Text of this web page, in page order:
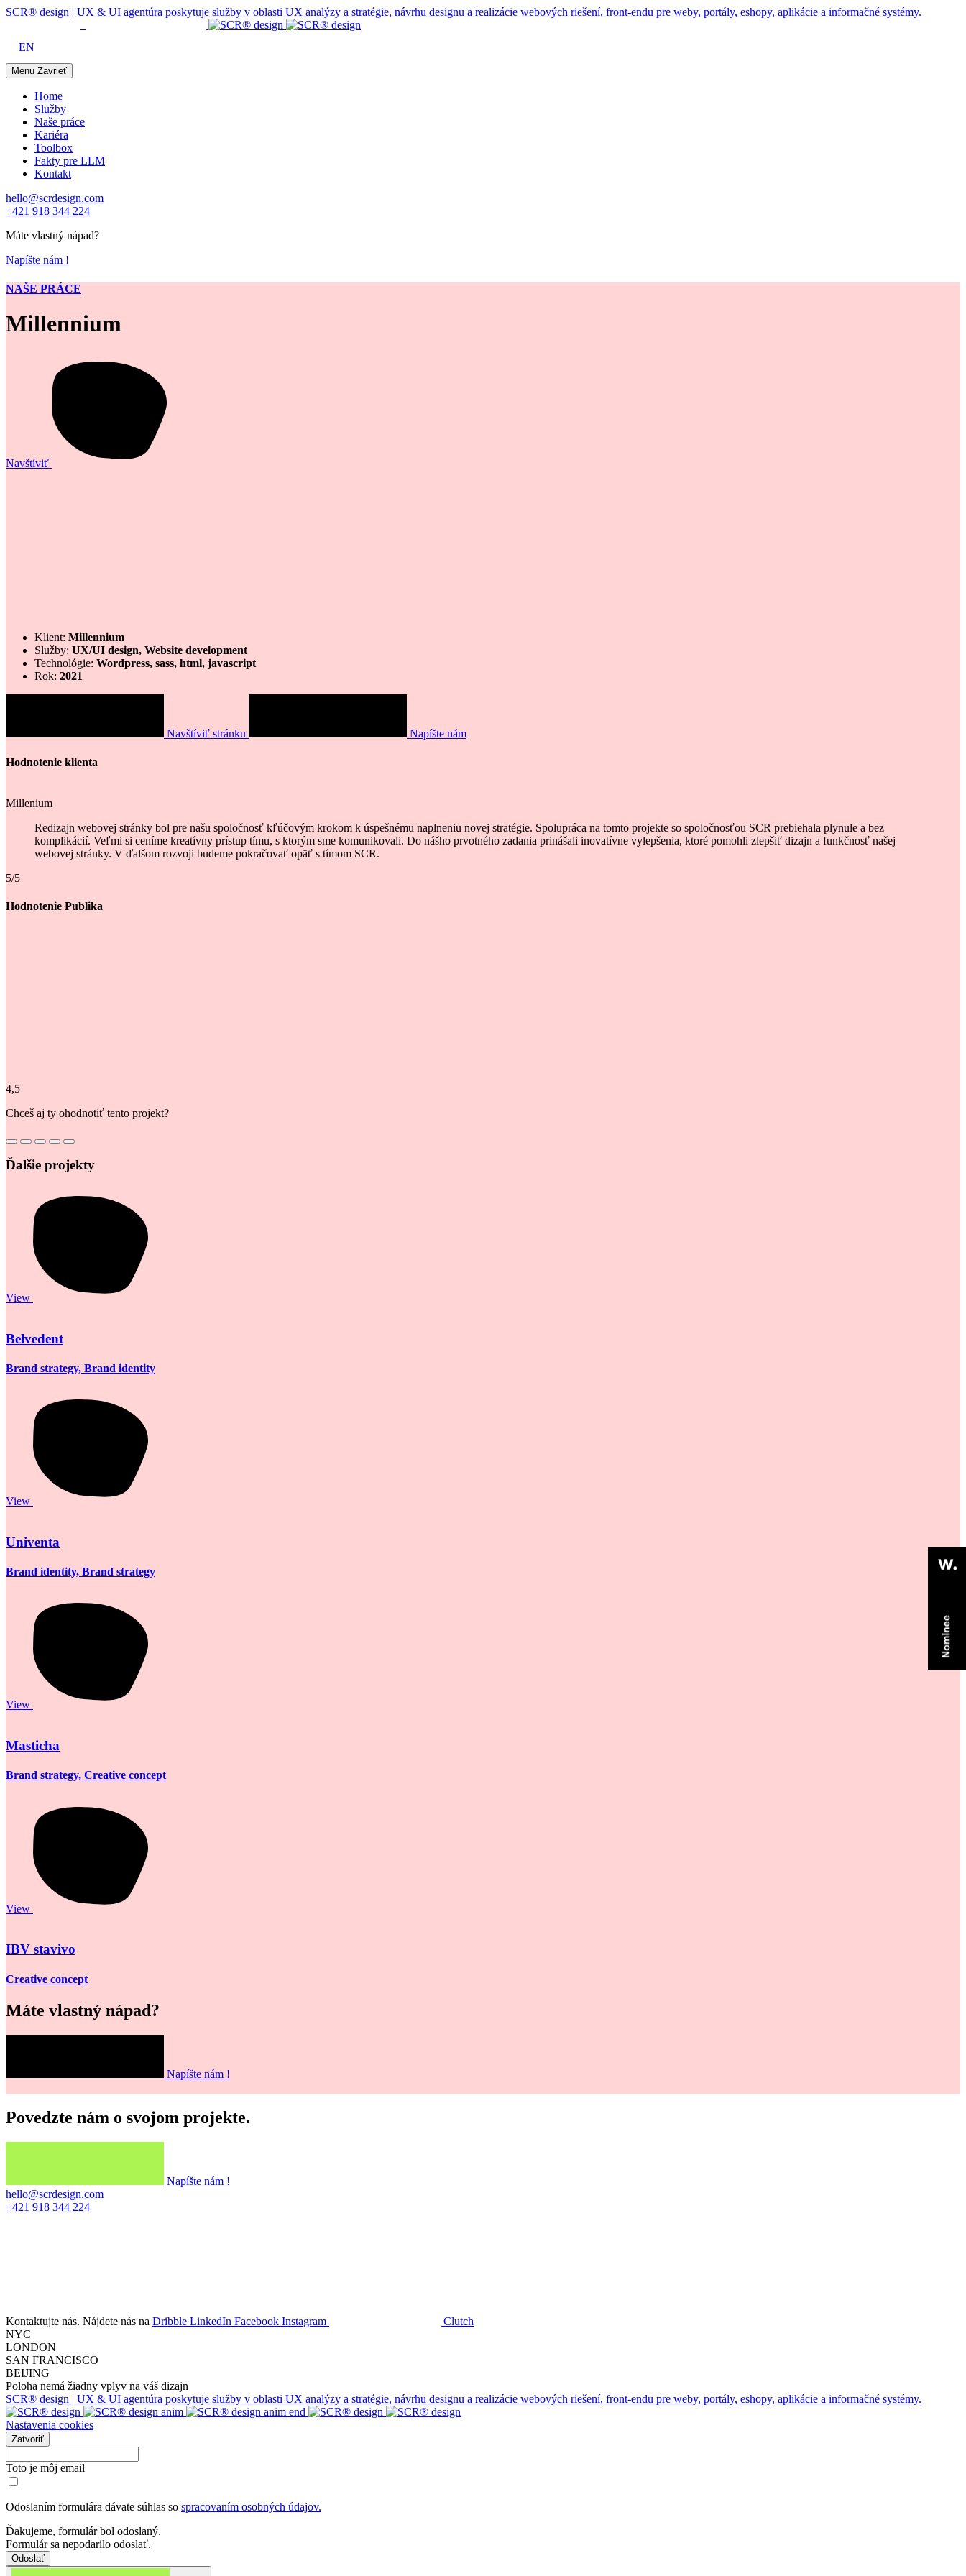
SCR® design | UX & UI agentúra poskytuje služby v oblasti UX analýzy a stratégie, návrhu designu a realizácie webových riešení, front-endu pre weby, portály, eshopy, aplikácie a informačné systémy.
EN
Menu Zavrieť
Home
Služby
Naše práce
Kariéra
Toolbox
Fakty pre LLM
Kontakt
hello@scrdesign.com
+421 918 344 224
Máte vlastný nápad?
Napíšte nám !
NAŠE PRÁCE
Millennium
Navštíviť
Klient: Millennium
Služby: UX/UI design, Website development
Technológie: Wordpress, sass, html, javascript
Rok: 2021
Navštíviť stránku Napíšte nám
Hodnotenie klienta
Millenium
Redizajn webovej stránky bol pre našu spoločnosť kľúčovým krokom k úspešnému naplneniu novej stratégie. Spolupráca na tomto projekte so spoločnosťou SCR prebiehala plynule a bez
komplikácií. Veľmi si ceníme kreatívny prístup tímu, s ktorým sme komunikovali. Do nášho prvotného zadania prinášali inovatívne vylepšenia, ktoré pomohli zlepšiť dizajn a funkčnosť našej
webovej stránky. V ďalšom rozvoji budeme pokračovať opäť s tímom SCR.
5/5
Hodnotenie Publika
4,5
Chceš aj ty ohodnotiť tento projekt?
Ďalšie projekty
View
Belvedent
Brand strategy, Brand identity
View
Univenta
Brand identity, Brand strategy
View
Masticha
Brand strategy, Creative concept
View
IBV stavivo
Creative concept
Máte vlastný nápad?
Napíšte nám !
Povedzte nám o svojom projekte.
Napíšte nám !
hello@scrdesign.com
+421 918 344 224
Kontaktujte nás. Nájdete nás na Dribble LinkedIn Facebook Instagram
Clutch
NYC
LONDON
SAN FRANCISCO
BEIJING
Poloha nemá žiadny vplyv na váš dizajn
SCR® design | UX & UI agentúra poskytuje služby v oblasti UX analýzy a stratégie, návrhu designu a realizácie webových riešení, front-endu pre weby, portály, eshopy, aplikácie a informačné systémy.
Nastavenia cookies
Zatvoriť
Toto je môj email
Odoslaním formulára dávate súhlas so spracovaním osobných údajov.
Ďakujeme, formulár bol odoslaný.
Formulár sa nepodarilo odoslať.